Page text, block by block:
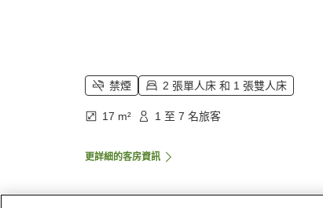
禁煙 2 張單人床 和 1 張雙人床
17 m² 1 至 7 名旅客
更詳細的客房資訊